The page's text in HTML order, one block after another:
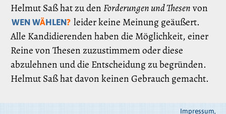
Helmut Saß hat zu denForderungen und Thesenvon
WEN WÄHLEN? leider keine Meinung geäußert.
Alle Kandidierenden haben die Möglichkeit, einer
Reine von Thesen zuzustimmem oder diese
abzulehnen und die Entscheidung zu begründen.
Helmut Saß hat davon keinen Gebrauch gemacht.
Impressum,